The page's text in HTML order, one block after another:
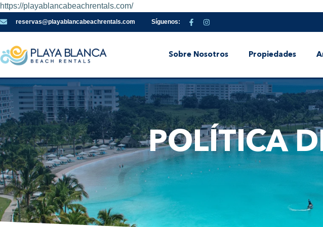
https://playablancabeachrentals.com/
reservas@playablancabeachrentals.com Síguenos:
Sobre Nosotros Propiedades
POLÍTICA